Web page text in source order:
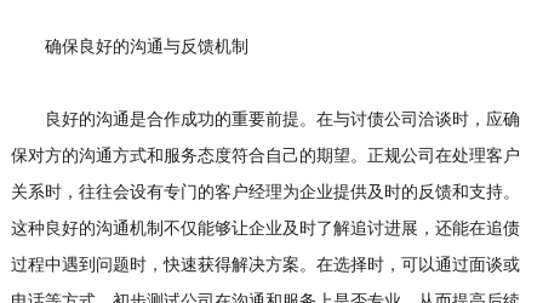
确保良好的沟通与反馈机制
良好的沟通是合作成功的重要前提。在与讨债公司洽谈时，应确
保对方的沟通方式和服务态度符合自己的期望。正规公司在处理客户
关系时，往往会设有专门的客户经理为企业提供及时的反馈和支持。
这种良好的沟通机制不仅能够让企业及时了解追讨进展，还能在追债
过程中遇到问题时，快速获得解决方案。在选择时，可以通过面谈或